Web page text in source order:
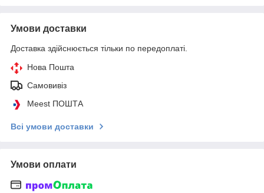
Умови доставки
Доставка здійснюється тільки по передоплаті.
Нова Пошта
Самовивіз
Meest ПОШТА
Всі умови доставки
Умови оплати